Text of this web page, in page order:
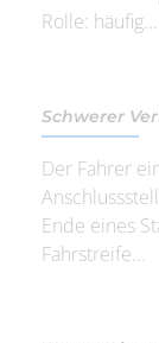
Rolle: häufig...
Schwerer
Der Fahrer
Ende eines
Fahrstreife...